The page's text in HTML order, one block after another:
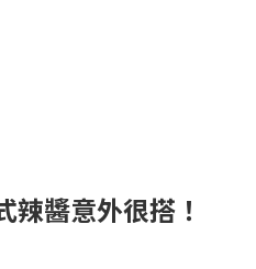
辣醬意外很搭！